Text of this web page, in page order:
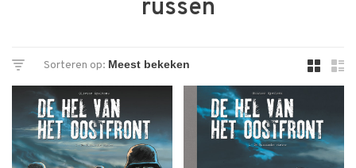
russen
Sorteren op: